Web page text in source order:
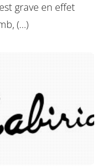
grave en effet
(…)